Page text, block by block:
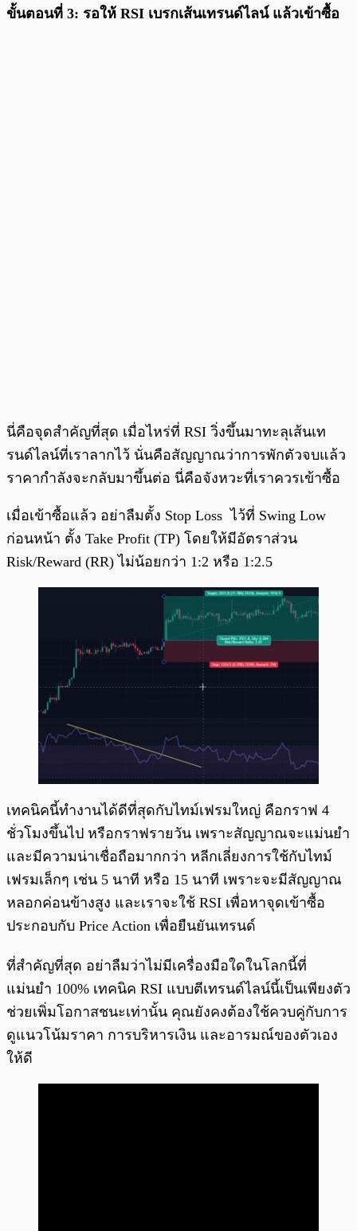
ขั้นตอนที่ 3: รอให้ RSI เบรกเส้นเทรนด์ไลน์ แล้วเข้าซื้อ
นี่คือจุดสำคัญที่สุด เมื่อไหร่ที่ RSI วิ่งขึ้นมาทะลุเส้นเท
รนด์ไลน์ที่เราลากไว้ นั่นคือสัญญาณว่าการพักตัวจบแล้ว
ราคากำลังจะกลับมาขึ้นต่อ นี่คือจังหวะที่เราควรเข้าซื้อ
เมื่อเข้าซื้อแล้ว อย่าลืมตั้ง Stop Loss ไว้ที่ Swing Low
ก่อนหน้า ตั้ง Take Profit (TP) โดยให้มีอัตราส่วน
Risk/Reward (RR) ไม่น้อยกว่า 1:2 หรือ 1:2.5
เทคนิคนี้ทำงานได้ดีที่สุดกับไทม์เฟรมใหญ่ คือกราฟ 4
ชั่วโมงขึ้นไป หรือกราฟรายวัน เพราะสัญญาณจะแม่นยำ
และมีความน่าเชื่อถือมากกว่า หลีกเลี่ยงการใช้กับไทม์
เฟรมเล็กๆ เช่น 5 นาที หรือ 15 นาที เพราะจะมีสัญญาณ
หลอกค่อนข้างสูง และเราจะใช้ RSI เพื่อหาจุดเข้าซื้อ
ประกอบกับ Price Action เพื่อยืนยันเทรนด์
ที่สำคัญที่สุด อย่าลืมว่าไม่มีเครื่องมือใดในโลกนี้ที่
แม่นยำ 100% เทคนิค RSI แบบตีเทรนด์ไลน์นี้เป็นเพียงตัว
ช่วยเพิ่มโอกาสชนะเท่านั้น คุณยังคงต้องใช้ควบคู่กับการ
ดูแนวโน้มราคา การบริหารเงิน และอารมณ์ของตัวเอง
ให้ดี